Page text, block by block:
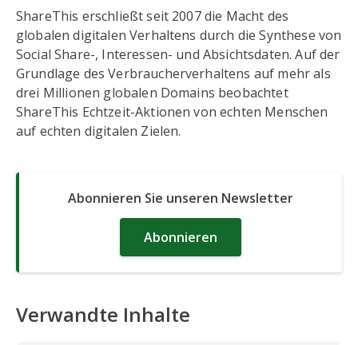
ShareThis erschließt seit 2007 die Macht des
globalen digitalen Verhaltens durch die Synthese von
Social Share-, Interessen- und Absichtsdaten. Auf der
Grundlage des Verbraucherverhaltens auf mehr als
drei Millionen globalen Domains beobachtet
ShareThis Echtzeit-Aktionen von echten Menschen
auf echten digitalen Zielen.
Abonnieren Sie unseren Newsletter
Abonnieren
Verwandte Inhalte